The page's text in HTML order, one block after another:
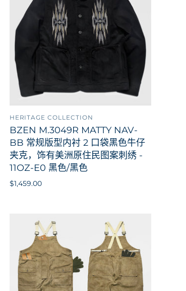
HERITAGE COLLECTION
BZEN M.3049R MATTY NAV-
BB 常规版型内衬 2 口袋黑色牛仔
夹克，饰有美洲原住民图案刺绣 -
11OZ-E0 黑色/黑色
$1,459.00